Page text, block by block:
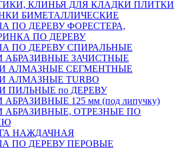
КЛИНЬЯ ДЛЯ КЛАДКИ ПЛИТКИ
БИМЕТАЛЛИЧЕСКИЕ
ПО ДЕРЕВУ ФОРЕСТЕРА,
ПО ДЕРЕВУ
ПО ДЕРЕВУ СПИРАЛЬНЫЕ
АБРАЗИВНЫЕ ЗАЧИСТНЫЕ
АЛМАЗНЫЕ СЕГМЕНТНЫЕ
АЛМАЗНЫЕ TURBO
ПИЛЬНЫЕ по ДЕРЕВУ
АБРАЗИВНЫЕ 125 мм (под липучку)
АБРАЗИВНЫЕ, ОТРЕЗНЫЕ ПО
НАЖДАЧНАЯ
ПО ДЕРЕВУ ПЕРОВЫЕ